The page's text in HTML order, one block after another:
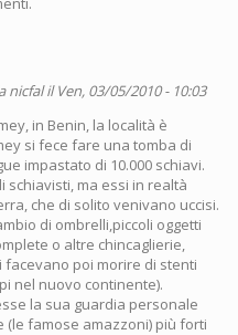
nicfalil Ven, 03/05/2010 - 10:03
in Benin, la località è
si fece fare una tomba di
impastato di 10.000 schiavi.
ma essi in realtà
che di solito venivano uccisi.
di ombrelli,piccoli oggetti
o altre chincaglierie,
poi morire di stenti
nel nuovo continente).
la sua guardia personale
famose amazzoni) più forti